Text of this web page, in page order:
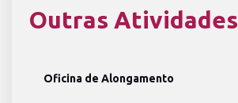
Outras Atividades
Oficina de Alongamento